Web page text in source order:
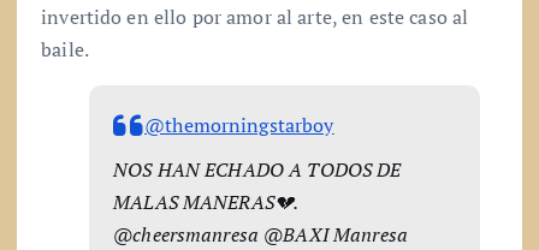
invertido en ello por amor al arte, en este caso al
baile.
@themorningstarboy
NOS HAN ECHADO A TODOS DE
MALAS MANERAS💔.
@cheersmanresa @BAXI Manresa